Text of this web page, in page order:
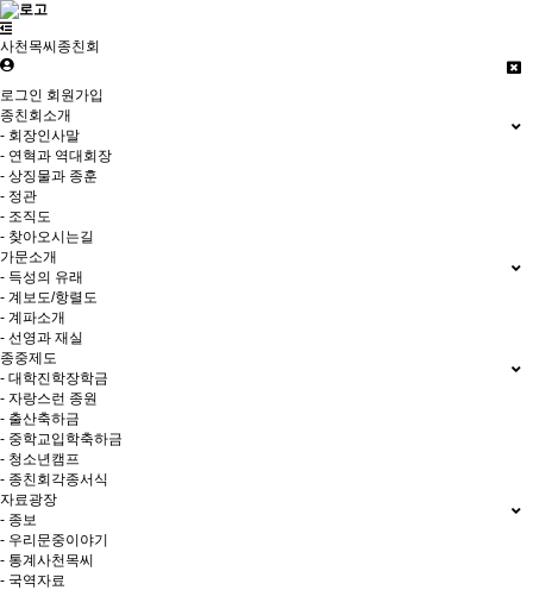
사천목씨종친회
로그인 회원가입
종친회소개
- 회장인사말
- 연혁과 역대회장
- 상징물과 종훈
- 정관
- 조직도
- 찾아오시는길
가문소개
- 득성의 유래
- 계보도/항렬도
- 계파소개
- 선영과 재실
종중제도
- 대학진학장학금
- 자랑스런 종원
- 출산축하금
- 중학교입학축하금
- 청소년캠프
- 종친회각종서식
자료광장
- 종보
- 우리문중이야기
- 통계사천목씨
- 국역자료